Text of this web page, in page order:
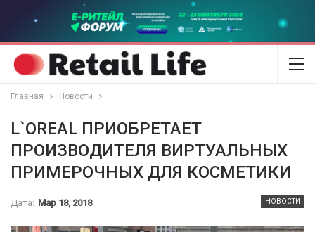
Главная Новости
L`OREAL ПРИОБРЕТАЕТ
ПРОИЗВОДИТЕЛЯ ВИРТУАЛЬНЫХ
ПРИМЕРОЧНЫХ ДЛЯ КОСМЕТИКИ
НОВОСТИ
Дата: Мар 18, 2018